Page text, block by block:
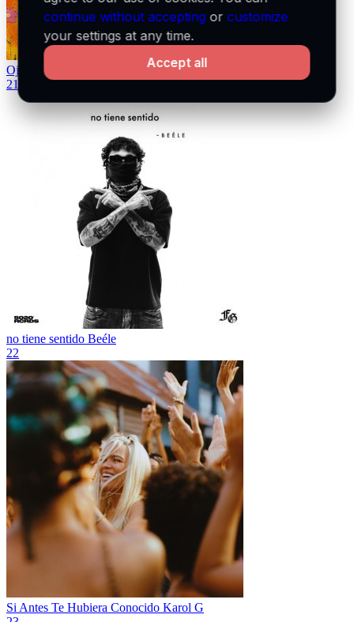
Ojitos Lindos
Bad Bunny & Bomba Estéreo
21
no tiene sentido Beéle
22
Si Antes Te Hubiera Conocido Karol G
continue without accepting orcustomize
your settings at any time.
Accept all